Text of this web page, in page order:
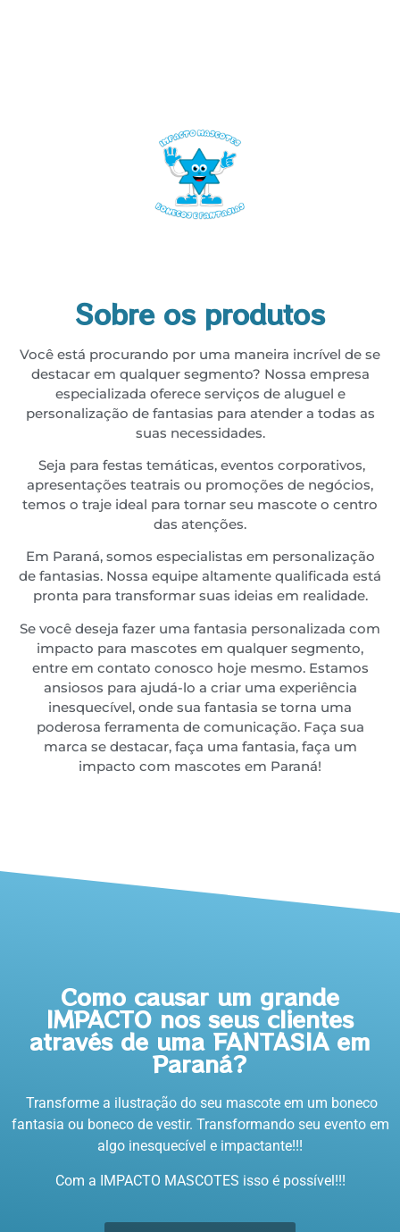
Sobre os produtos
Você está procurando por uma maneira incrível de se
destacar em qualquer segmento? Nossa empresa
especializada oferece serviços de aluguel e
personalização de fantasias para atender a todas as
suas necessidades.
Seja para festas temáticas, eventos corporativos,
apresentações teatrais ou promoções de negócios,
temos o traje ideal para tornar seu mascote o centro
das atenções.
Em Paraná, somos especialistas em personalização
de fantasias. Nossa equipe altamente qualificada está
pronta para transformar suas ideias em realidade.
Se você deseja fazer uma fantasia personalizada com
impacto para mascotes em qualquer segmento,
entre em contato conosco hoje mesmo. Estamos
ansiosos para ajudá-lo a criar uma experiência
inesquecível, onde sua fantasia se torna uma
poderosa ferramenta de comunicação. Faça sua
marca se destacar, faça uma fantasia, faça um
impacto com mascotes em Paraná!
Como causar um grande
IMPACTO nos seus clientes
através de uma FANTASIA em
Paraná?
Transforme a ilustração do seu mascote em um boneco
fantasia ou boneco de vestir. Transformando seu evento em
algo inesquecível e impactante!!!
Com a IMPACTO MASCOTES isso é possível!!!